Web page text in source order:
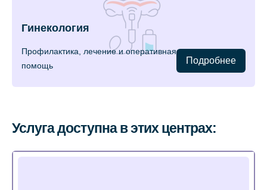
Гинекология
Профилактика, лечение и оперативная
помощь
Подробнее
Услуга доступна в этих центрах: